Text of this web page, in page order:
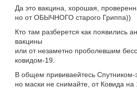
Да это вакцина, хорошая,
но от ОБЫЧНОГО старого Гриппа))
Кто там разберется как появились
вакцины
или от незаметно проболевшим
ковидом-19.
В общем прививаейтесь Спутником-
но маски не снимайте, от Ковида на